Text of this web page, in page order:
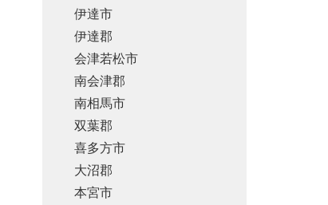
伊達市
伊達郡
会津若松市
南会津郡
南相馬市
双葉郡
喜多方市
大沼郡
本宮市